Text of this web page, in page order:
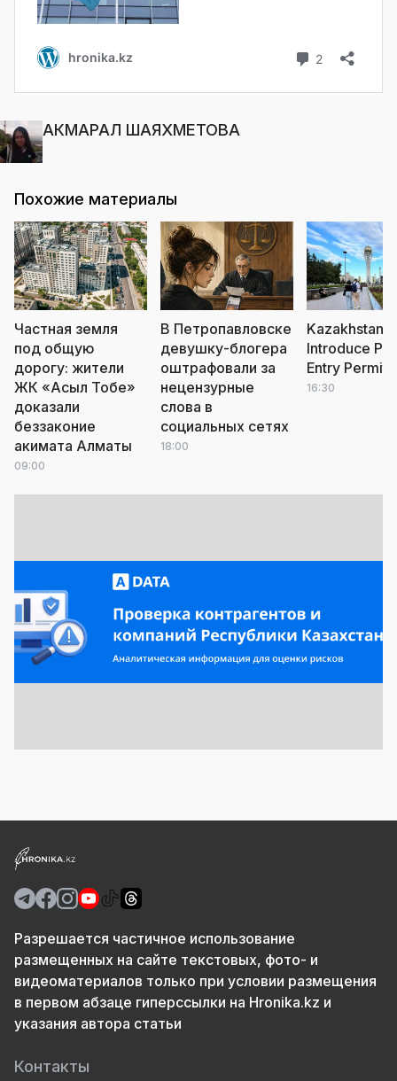
АКМАРАЛ ШАЯХМЕТОВА
Похожие материалы
Частная земля
под общую
дорогу: жители
ЖК «Асыл Тобе»
доказали
беззаконие
акимата Алматы
09:00
В Петропавловске
девушку-блогера
оштрафовали за
нецензурные
слова в
социальных сетях
18:00
Kazakhstan
Introduce
Entry Permits
16:30
Разрешается частичное использование
размещенных на сайте текстовых, фото- и
видеоматериалов только при условии размещения
в первом абзаце гиперссылки на Hronika.kz и
указания автора статьи
Контакты